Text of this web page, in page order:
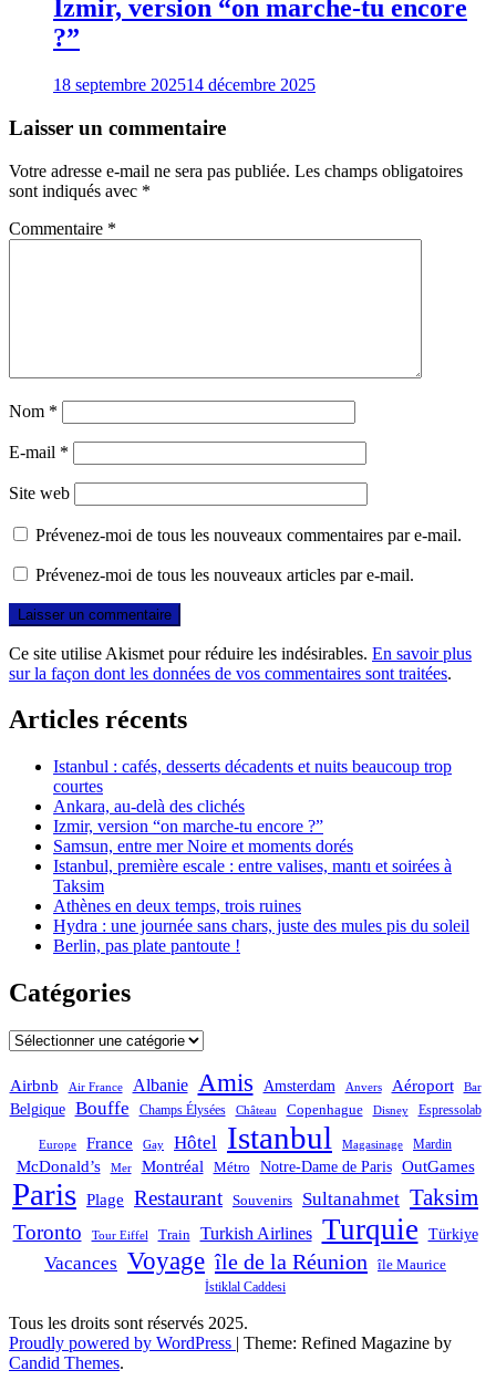
Izmir, version “on marche-tu encore
?”
18 septembre 202514 décembre 2025
Laisser un commentaire
Votre adresse e-mail ne sera pas publiée. Les champs obligatoires
sont indiqués avec *
Commentaire *
Nom *
E-mail *
Site web
Prévenez-moi de tous les nouveaux commentaires par e-mail.
Prévenez-moi de tous les nouveaux articles par e-mail.
Ce site utilise Akismet pour réduire les indésirables. En savoir plus
sur la façon dont les données de vos commentaires sont traitées.
Articles récents
Istanbul : cafés, desserts décadents et nuits beaucoup trop
courtes
Ankara, au-delà des clichés
Izmir, version “on marche-tu encore ?”
Samsun, entre mer Noire et moments dorés
Istanbul, première escale : entre valises, mantı et soirées à
Taksim
Athènes en deux temps, trois ruines
Hydra : une journée sans chars, juste des mules pis du soleil
Berlin, pas plate pantoute !
Catégories
Catégories
Airbnb Air France Albanie Amis Amsterdam Anvers Aéroport Bar
Belgique Bouffe Champs Élysées Château Copenhague Disney Espressolab
Europe France Gay Hôtel Istanbul Magasinage Mardin
McDonald’s Mer Montréal Métro Notre-Dame de Paris OutGames
Paris Plage Restaurant Souvenirs Sultanahmet Taksim
Toronto Tour Eiffel Train Turkish Airlines Turquie Türkiye
Vacances Voyage île de la Réunion
île Maurice
İstiklal Caddesi
Tous les droits sont réservés 2025.
Proudly powered by WordPress | Theme: Refined Magazine by
Candid Themes.